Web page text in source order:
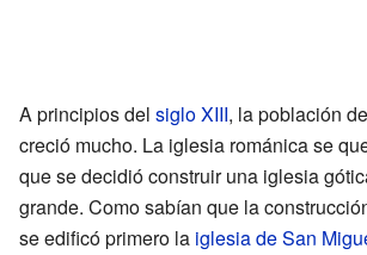
A principios del siglo XIII, la población
creció mucho. La iglesia románica se
que se decidió construir una iglesia
grande. Como sabían que la
se edificó primero la iglesia de San